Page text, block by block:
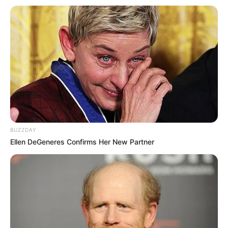
mencolok, seperti warna violet atau merah jambu.
8. Brush up
BUZZDAY
Ellen DeGeneres Confirms Her New Partner